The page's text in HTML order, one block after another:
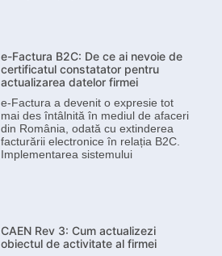
e-Factura B2C: De ce ai nevoie de
certificatul constatator pentru
actualizarea datelor firmei
e-Factura a devenit o expresie tot
mai des întâlnită în mediul de afaceri
din România, odată cu extinderea
facturării electronice în relația B2C.
Implementarea sistemului
CAEN Rev 3: Cum actualizezi
obiectul de activitate al firmei